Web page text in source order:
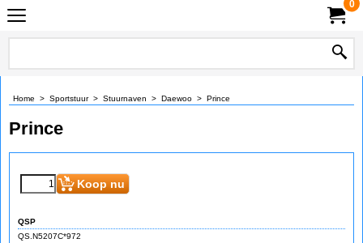
0
Home > Sportstuur> Stuurnaven > Daewoo > Prince
Prince
Koop nu
QSP
QS.N5207C*972